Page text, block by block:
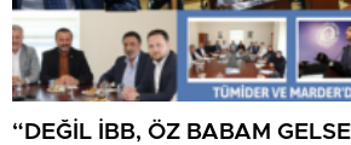
“DEĞİL İBB, ÖZ BABAM